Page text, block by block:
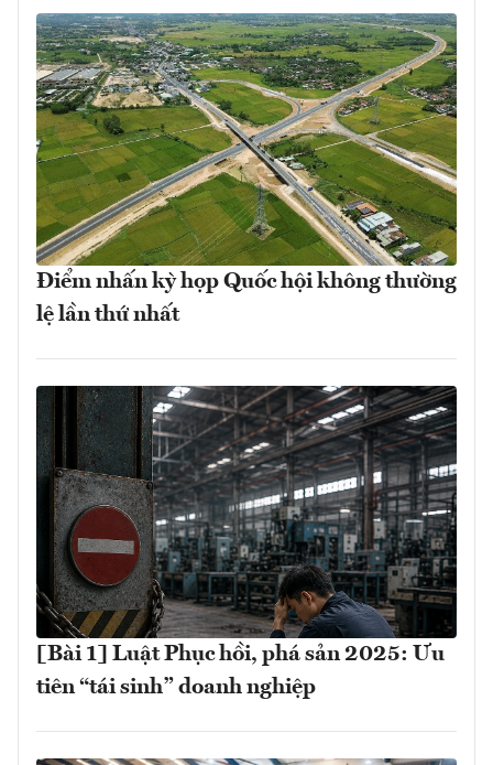
Điểm nhấn kỳ họp Quốc hội không thường
lệ lần thứ nhất
[Bài 1] Luật Phục hồi, phá sản 2025: Ưu
tiên “tái sinh” doanh nghiệp